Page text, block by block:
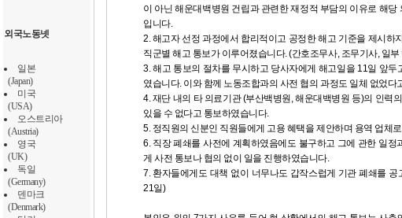
외국노동넷
일본
(Japan)
미국
(USA)
오스트리아
(Austria)
영국
(UK)
독일
(Germany)
덴마크
(Denmark)
이 아닌 해운대백병원 건립과 관련한 재정적 부담의 이유로 해당
입니다.
2. 해고자 선정 과정에서 합리적이고 공정한 해고 기준을 제시하
직군별 해고 통보가 이루어졌습니다. (간호조무사, 조무기사, 일부
3. 해고 통보의 절차를 무시하고 당사자에게 해고일을 11일 앞두
였습니다. 이와 함께 노동조합과의 사전 협의 과정도 일체 없었다
4. 재단 내의 타 의료기관 (부산백병원, 해운대백병원 등)의 인력
있을 수 없다고 통보하였습니다.
5. 정직원의 신분인 직원들에게 고용 혜택을 제안하며 용역 업체
6. 직장 폐쇄를 사전에 계획하였음에도 불구하고 그에 관한 일정
게 사전 통보나 협의 없이 일을 진행하였습니다.
7. 환자들에게도 대책 없이 너무나도 갑작스럽게 기관 폐쇄를 공
21일)